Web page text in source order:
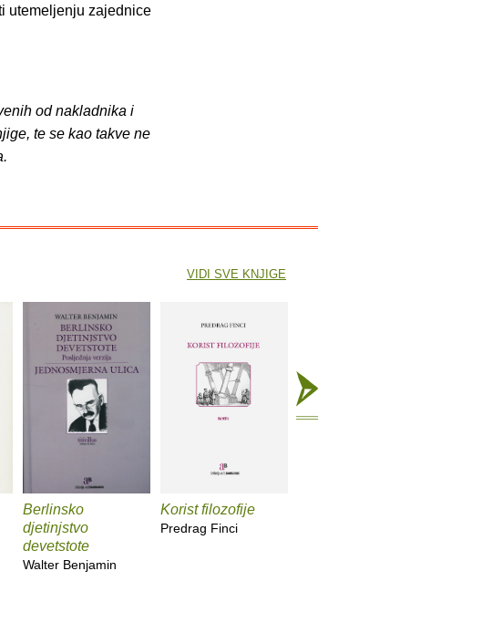
utemeljenju zajednice
od nakladnika i
te se kao takve ne
Berlinsko
djetinjstvo
devetstote
Walter Benjamin
Korist filozofije
Predrag Finci
VIDI SVE KNJIGE